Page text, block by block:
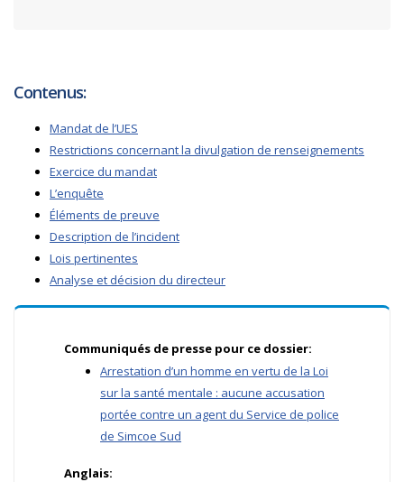
Contenus:
Mandat de l’UES
Restrictions concernant la divulgation de renseignements
Exercice du mandat
L’enquête
Éléments de preuve
Description de l’incident
Lois pertinentes
Analyse et décision du directeur
Communiqués de presse pour ce dossier:
Arrestation d’un homme en vertu de la Loi
sur la santé mentale : aucune accusation
portée contre un agent du Service de police
de Simcoe Sud
Anglais: